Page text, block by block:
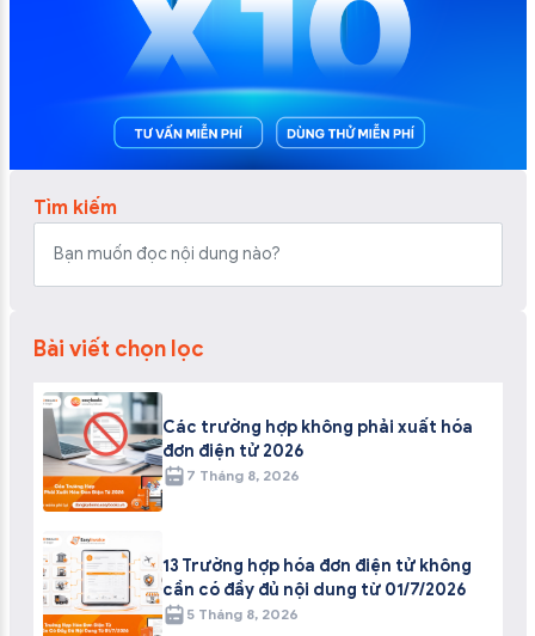
Tìm kiếm
Bài viết chọn lọc
Các trường hợp không phải xuất hóa
đơn điện tử 2026
7 Tháng 8, 2026
13 Trường hợp hóa đơn điện tử không
cần có đầy đủ nội dung từ 01/7/2026
5 Tháng 8, 2026